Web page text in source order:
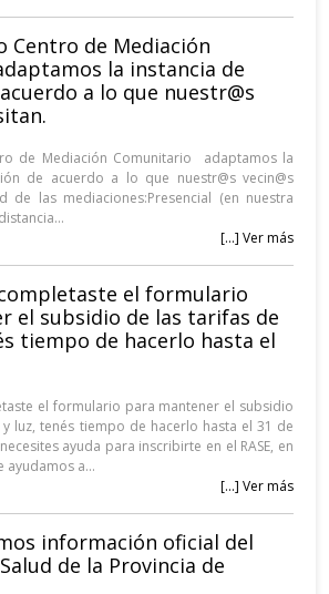
Centro de Mediación
la instancia de
a lo que nuestr@s
de Mediación Comunitario adaptamos la
de acuerdo a lo que nuestr@s vecin@s
de las mediaciones:Presencial (en nuestra
[...] Ver más
el formulario
el subsidio de las tarifas de
tiempo de hacerlo hasta el
el formulario para mantener el subsidio
luz, tenés tiempo de hacerlo hasta el 31 de
ayuda para inscribirte en el RASE, en
ayudamos a...
[...] Ver más
información oficial del
de la Provincia de